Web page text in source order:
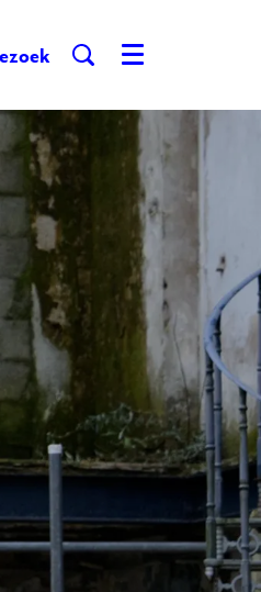
Menu